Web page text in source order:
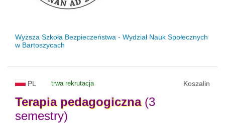
Wyższa Szkoła Bezpieczeństwa - Wydział Nauk Społecznych
w Bartoszycach
PL trwa rekrutacja Koszalin
Terapia pedagogiczna(3
semestry)